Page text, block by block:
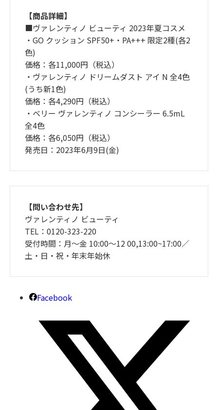
【商品詳細】
■ヴァレンティノ ビューティ 2023年夏コスメ
・GO クッション SPF50+・PA+++ 限定2種(各2
色)
価格：各11,000円（税込）
・ヴァレンティノ ドリームダスト アイ N 全4色
(うち新1色)
価格：各4,290円（税込）
・ベリー ヴァレンティノ コンシーラー 6.5mL
全4色
価格：各6,050円（税込）
発売日：2023年6月9日(金)
【問い合わせ先】
ヴァレンティノ ビューティ
TEL：0120-323-220
受付時間：月～金 10:00～12 00,13:00~17:00／
土・日・祝・年末年始休
Facebook